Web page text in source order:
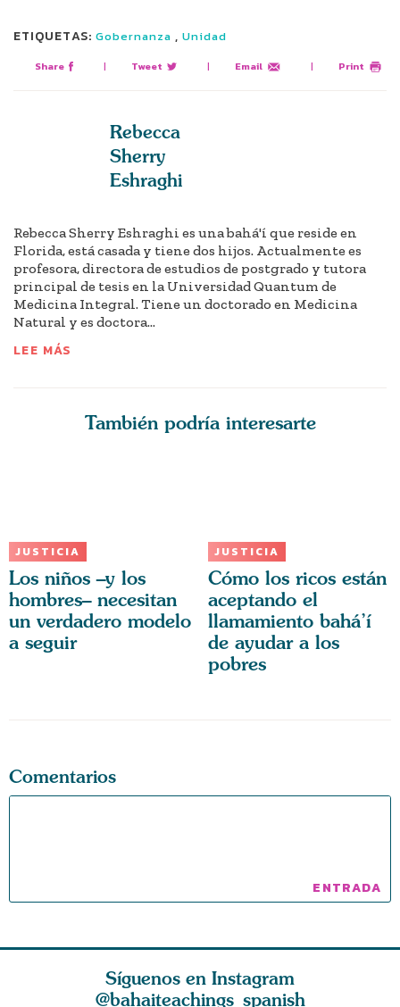
ETIQUETAS: Gobernanza ,Unidad
Share | Tweet | Email | Print
Rebecca
Sherry
Eshraghi
Rebecca Sherry Eshraghi es una bahá'í que reside en
Florida, está casada y tiene dos hijos. Actualmente es
profesora, directora de estudios de postgrado y tutora
principal de tesis en la Universidad Quantum de
Medicina Integral. Tiene un doctorado en Medicina
Natural y es doctora...
LEE MÁS
También podría interesarte
JUSTICIA
Los niños –y los
hombres– necesitan
un verdadero modelo
a seguir
JUSTICIA
Cómo los ricos están
aceptando el
llamamiento bahá’í
de ayudar a los
pobres
Comentarios
Síguenos en Instagram
@bahaiteachings_spanish